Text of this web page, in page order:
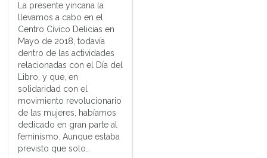
La presente yincana la
llevamos a cabo en el
Centro Cívico Delicias en
Mayo de 2018, todavía
dentro de las actividades
relacionadas con el Día del
Libro, y que, en
solidaridad con el
movimiento revolucionario
de las mujeres, habíamos
dedicado en gran parte al
feminismo. Aunque estaba
previsto que solo…